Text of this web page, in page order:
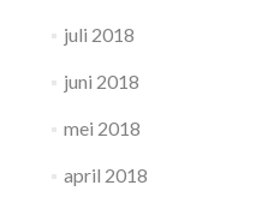
juli 2018
juni 2018
mei 2018
april 2018